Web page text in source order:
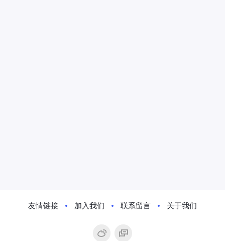
友情链接 加入我们 联系留言 关于我们